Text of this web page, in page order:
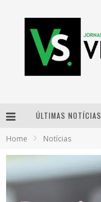
ÚLTIMAS NOTÍCIAS
Home Notícias